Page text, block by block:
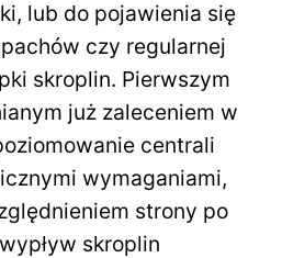
lub do pojawienia się
czy regularnej
skroplin. Pierwszym
już zaleceniem w
centrali
wymaganiami,
strony po
skroplin